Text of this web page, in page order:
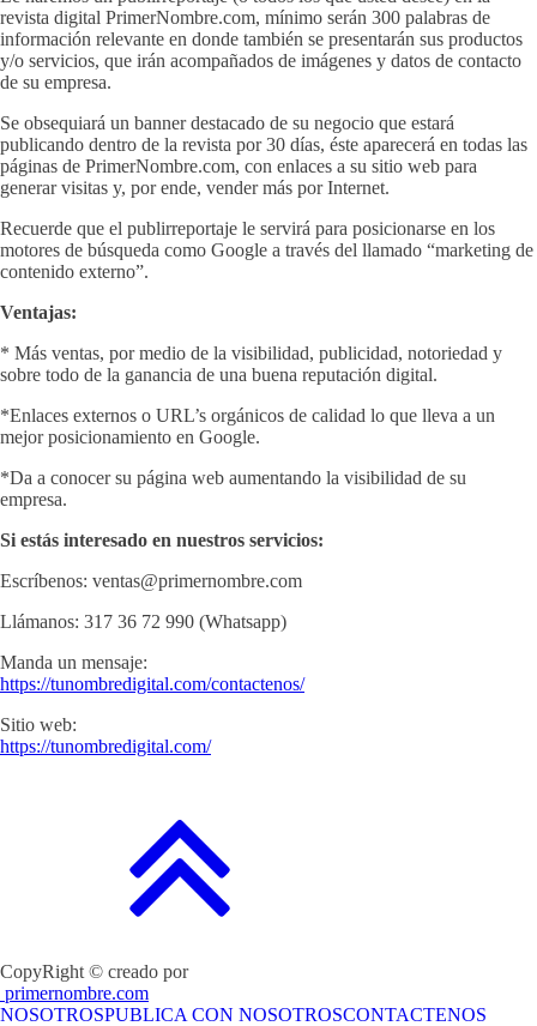
revista digital PrimerNombre.com, mínimo serán 300 palabras de
información relevante en donde también se presentarán sus productos
y/o servicios, que irán acompañados de imágenes y datos de contacto
de su empresa.
Se obsequiará un banner destacado de su negocio que estará
publicando dentro de la revista por 30 días, éste aparecerá en todas las
páginas de PrimerNombre.com, con enlaces a su sitio web para
generar visitas y, por ende, vender más por Internet.
Recuerde que el publirreportaje le servirá para posicionarse en los
motores de búsqueda como Google a través del llamado “marketing de
contenido externo”.
Ventajas:
* Más ventas, por medio de la visibilidad, publicidad, notoriedad y
sobre todo de la ganancia de una buena reputación digital.
*Enlaces externos o URL’s orgánicos de calidad lo que lleva a un
mejor posicionamiento en Google.
*Da a conocer su página web aumentando la visibilidad de su
empresa.
Si estás interesado en nuestros servicios:
Escríbenos: ventas@primernombre.com
Llámanos: 317 36 72 990 (Whatsapp)
Manda un mensaje:
https://tunombredigital.com/contactenos/
Sitio web:
https://tunombredigital.com/
CopyRight © creado por
primernombre.com
NOSOTROSPUBLICA CON NOSOTROSCONTACTENOS